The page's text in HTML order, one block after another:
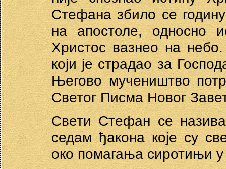
Стефана збило се
на апостоле, односно
Христос вазнео на
који је страдао за
Његово мучеништво
Светог Писма Новог
Свети Стефан се
седам ђакона које су
око помагања сиротињи